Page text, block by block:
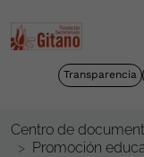
Transparencia
Centro de
Promoción